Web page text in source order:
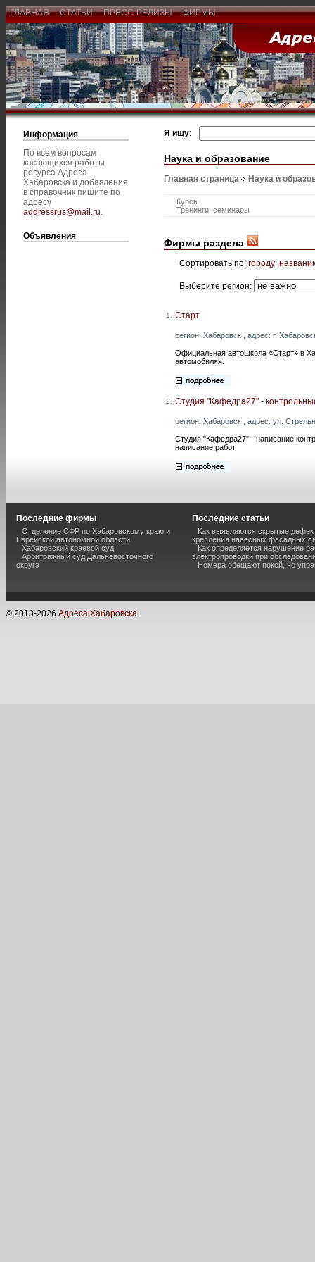
ГЛАВНАЯ СТАТЬИ ПРЕСС-РЕЛИЗЫ ФИРМЫ
Информация
По всем вопросам
касающихся работы
ресурса Адреса
Хабаровска и добавления
в справочник пишите по
адресу
addressrus@mail.ru.
Объявления
Я ищу:
Наука и образование
Главная страница Наука и
Курсы
Тренинги, семинары
Фирмы раздела
Сортировать по: городу
Выберите регион:
1. Старт
регион: Хабаровск , адрес: г.
Официальная автошкола «Старт» в
автомобилях.
2. Студия "Кафедра27" -
регион: Хабаровск , адрес: ул.
Студия "Кафедра27" - написание
написание работ.
Последние фирмы
Отделение СФР по Хабаровскому краю и
Еврейской автономной области
Хабаровский краевой суд
Арбитражный суд Дальневосточного
округа
Последние статьи
Как выявляются скрытые
крепления навесных фасадных
Как определяется нарушение
электропроводки при
Номера обещают покой, но
© 2013-2026 Адреса Хабаровска